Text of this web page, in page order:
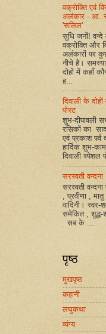
वक्रोक्ति एवं
अलंकार - आ.
'सलिल'
सुधि जनों! वन्दे
वक्रोक्ति और
अलंकारों पर
नीचे है। समस्या
दोहों में कहाँ
ह...
दिवाली के
पोस्ट
शुभ-दीपावली
रसिकों का
एवं प्रकाश पर्व
हार्दिक शुभ-
दिवाली स्पेशल
सरस्वती वन्दना
सरस्वती वन्दना
, प्रवीणा ,
वादिनी।
समेकित , शुद्ध-
सब के ...
पृष्ठ
मुखपृष्ठ
कहानी
लघुकथा
व्यंग्य